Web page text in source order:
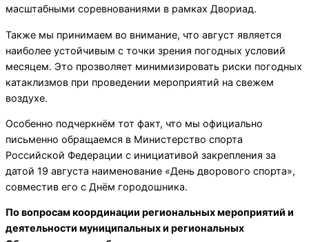
масштабными соревнованиями в рамках Двориад.
Также мы принимаем во внимание, что август является
наиболее устойчивым с точки зрения погодных условий
месяцем. Это прозволяет минимизировать риски погодных
катаклизмов при проведении мероприятий на свежем
воздухе.
Особенно подчеркнём тот факт, что мы официально
письменно обращаемся в Министерство спорта
Российской Федерации с инициативой закрепления за
датой 19 августа наименование «День дворового спорта»,
совместив его с Днём городошника.
По вопросам координации региональных мероприятий и
деятельности муниципальных и региональных